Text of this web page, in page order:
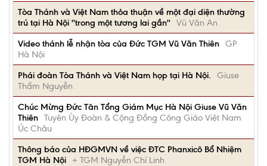
Tòa Thánh và Việt Nam thỏa thuận về một đại diện thường
trú tại Hà Nội ''trong một tương lai gần'' Vũ Văn An
Video thánh lễ nhận tòa của Đức TGM Vũ Văn Thiên GP
Hà Nội
Phái đoàn Tòa Thánh và Việt Nam họp tại Hà Nội.
Giuse
Thẩm Nguyễn
Chúc Mừng Đức Tân Tổng Giám Mục Hà Nội Giuse Vũ Văn
Thiên Tuyên Ùy Đoàn & Cộng Đồng Công Giáo Việt Nam
Úc Châu
Thông báo của HĐGMVN về việc ĐTC Phanxicô Bổ Nhiệm
TGM Hà Nội + TGM Nguyễn Chí Linh